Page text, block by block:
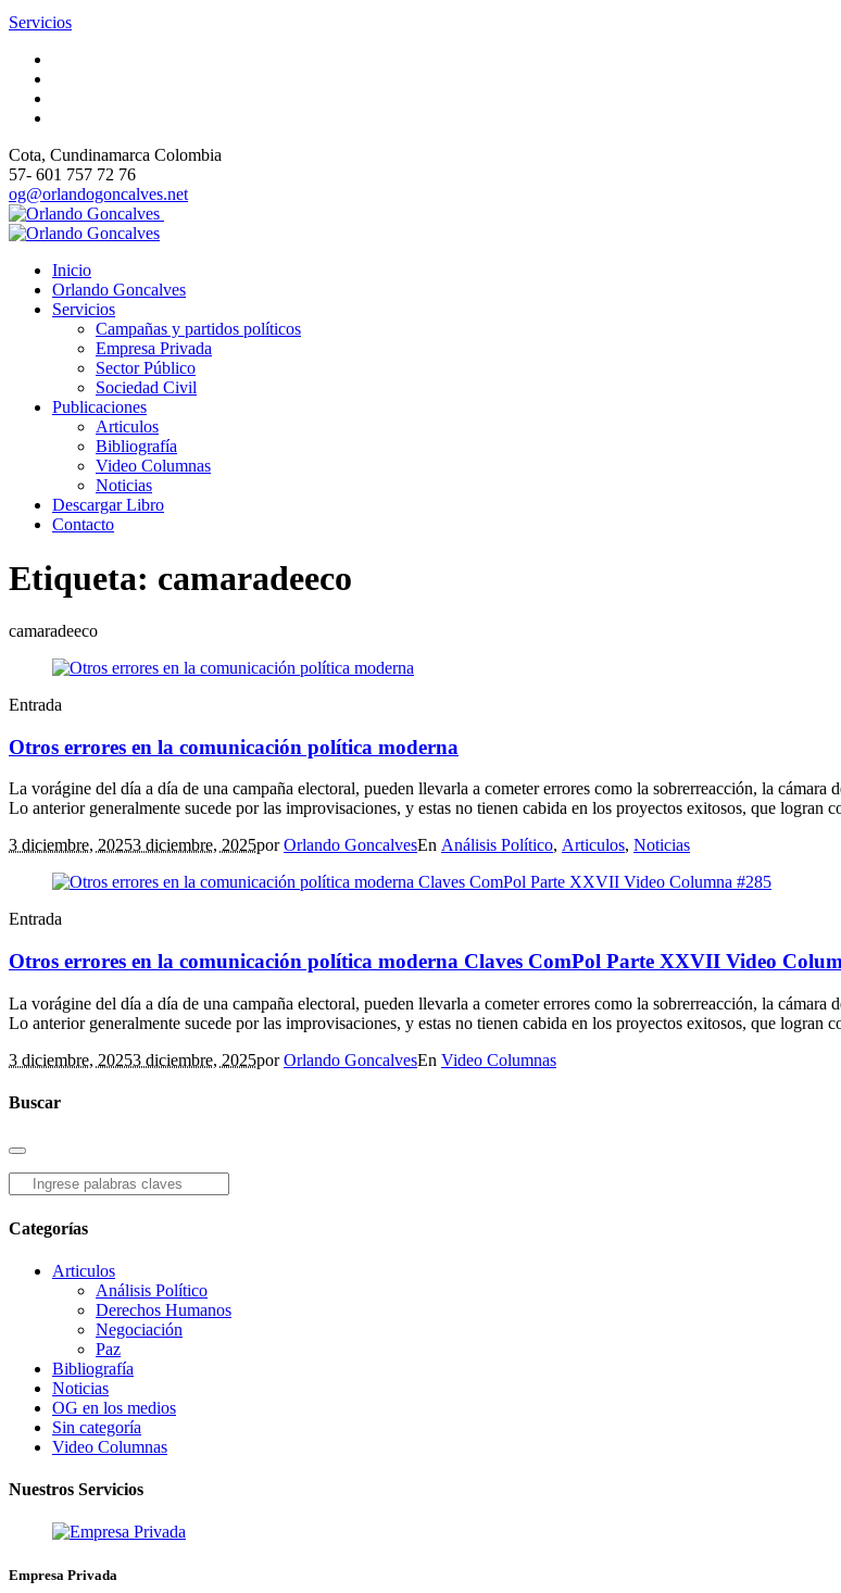
Servicios
Cota , Cundinamarca Colombia
57- 601 757 72 76
og@orlandogoncalves.net
Inicio
Orlando Goncalves
Servicios
Campañas y partidos políticos
Empresa Privada
Sector Público
Sociedad Civil
Publicaciones
Articulos
Bibliografía
Video Columnas
Noticias
Descargar Libro
Contacto
Etiqueta: camaradeeco
camaradeeco
Entrada
Otros errores en la comunicación política moderna
La vorágine del día a día de una campaña electoral, pueden llevarla a cometer errores como la sobrerreacción, la cámara
Lo anterior generalmente sucede por las improvisaciones, y estas no tienen cabida en los proyectos exitosos, que logran
3 diciembre, 20253 diciembre, 2025porOrlando GoncalvesEn Análisis Político, Articulos, Noticias
Entrada
Otros errores en la comunicación política moderna Claves
La vorágine del día a día de una campaña electoral, pueden llevarla a cometer errores como la sobrerreacción, la cámara
Lo anterior generalmente sucede por las improvisaciones, y estas no tienen cabida en los proyectos exitosos, que logran
3 diciembre, 20253 diciembre, 2025porOrlando GoncalvesEn Video Columnas
Buscar
Categorías
Articulos
Análisis Político
Derechos Humanos
Negociación
Paz
Bibliografía
Noticias
OG en los medios
Sin categoría
Video Columnas
Nuestros Servicios
Empresa Privada